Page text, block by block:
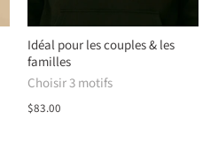
Idéal pour les couples & les
familles
Choisir 3 motifs
$83.00